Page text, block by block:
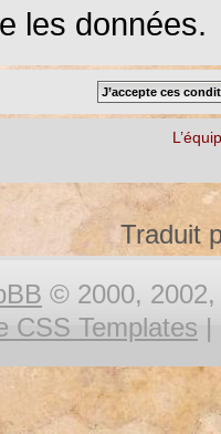
les données.
Traduit
© 2000, 2002,
CSS Templates |